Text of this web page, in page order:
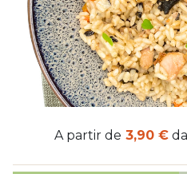
A partir de 3,90 €